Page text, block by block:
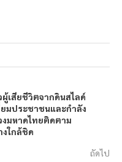
เสียชีวิตจากดินสไลด์
มประชาชนและกำลัง
มหาดไทยติดตาม
ใกล้ชิด
ถัดไป